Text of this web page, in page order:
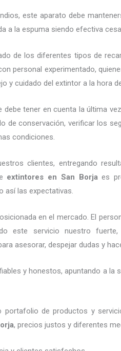
este aparato debe
a la espuma siendo efectiva
de los diferentes tipos de
personal experimentado,
y cuidado del extintor a la hora
debe tener en cuenta la última
de conservación, verificar los
condiciones.
clientes, entregando
extintores en San Borja es
así las expectativas.
en el mercado. El
este servicio nuestro
asesorar, despejar dudas y
y honestos, apuntando a la
portafolio de productos y
, precios justos y diferentes